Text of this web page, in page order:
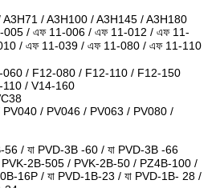
/ A3H100 / A3H145 / A3H180
005 / এফ 11-006 / এফ 11-012 / এফ 11-
/ এফ 11-039 / এফ 11-080 / এফ 11-110
/ F12-080 / F12-110 / F12-150
/ V14-160
/ PV046 / PV063 / PV080 /
56 / যা PVD-3B -60 / যা PVD-3B -66
2B-505 / PVK-2B-50 / PZ4B-100 /
16P / যা PVD-1B-23 / যা PVD-1B- 28 /